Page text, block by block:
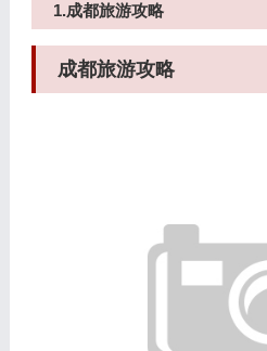
1.成都旅游攻略
成都旅游攻略